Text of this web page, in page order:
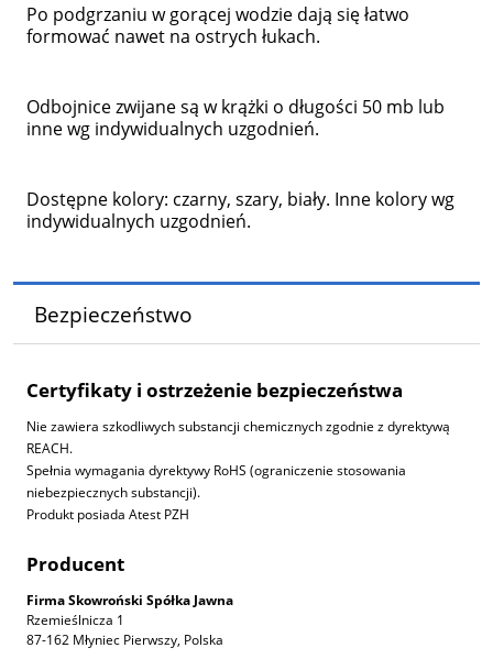
Po podgrzaniu w gorącej wodzie dają się łatwo
formować nawet na ostrych łukach.
Odbojnice zwijane są w krążki o długości 50 mb lub
inne wg indywidualnych uzgodnień.
Dostępne kolory: czarny, szary, biały. Inne kolory wg
indywidualnych uzgodnień.
Bezpieczeństwo
Certyfikaty i ostrzeżenie bezpieczeństwa
Nie zawiera szkodliwych substancji chemicznych zgodnie z dyrektywą
REACH.
Spełnia wymagania dyrektywy RoHS (ograniczenie stosowania
niebezpiecznych substancji).
Produkt posiada Atest PZH
Producent
Firma Skowroński Spółka Jawna
Rzemieślnicza 1
87-162 Młyniec Pierwszy, Polska